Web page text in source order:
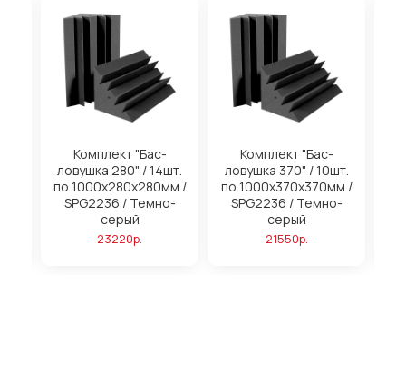
Комплект "Бас-
ловушка 280" / 14шт.
по 1000х280х280мм /
SPG2236 / Темно-
серый
23220р.
Комплект "Бас-
ловушка 370" / 10шт.
по 1000х370х370мм /
SPG2236 / Темно-
серый
21550р.